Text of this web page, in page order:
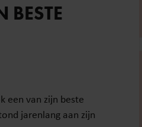
BESTE
een van zijn beste
jarenlang aan zijn